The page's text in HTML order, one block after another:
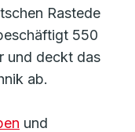
Rastede
550
und deckt das
ab.
und